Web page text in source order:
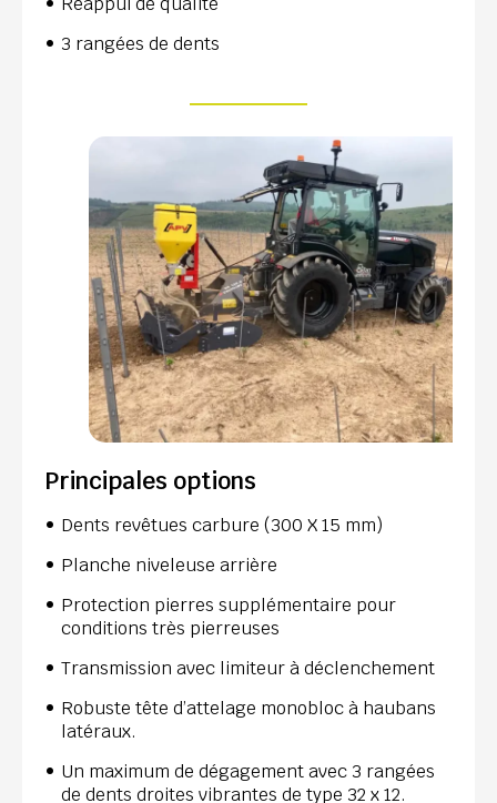
3 rangées de dents
Principales options
Dents revêtues carbure (300 X 15 mm)
Planche niveleuse arrière
Protection pierres supplémentaire pour
conditions très pierreuses
Transmission avec limiteur à déclenchement
Robuste tête d’attelage monobloc à haubans
latéraux.
Un maximum de dégagement avec 3 rangées
de dents droites vibrantes de type 32 x 12.